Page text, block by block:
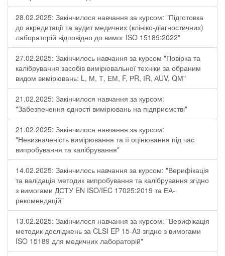
28.02.2025: Закінчилося навчання за курсом: "Підготовка
до акредитації та аудит медичних (клініко-діагностичних)
лабораторій відповідно до вимог ISO 15189:2022"
27.02.2025: Закінчилось навчання за курсом "Повірка та
калібрування засобів вимірювальної техніки за обраним
видом вимірювань: L, М, Т, ЕМ, F, РR, ІR, АUV, QМ"
21.02.2025: Закінчилося навчання за курсом:
"Забезпечення єдності вимірювань на підприємстві"
21.02.2025: Закінчилося навчання за курсом:
"Невизначеність вимірювання та її оцінювання під час
випробування та калібрування"
14.02.2025: Закінчилось навчання за курсом: "Верифікація
та валідація методик випробування та калібрування згідно
з вимогами ДСТУ EN ISO/IEC 17025:2019 та ЕА-
рекомендацій"
13.02.2025: Закінчилося навчання за курсом: "Верифікація
методик досліджень за CLSI EP 15-A3 згідно з вимогами
ISO 15189 для медичних лабораторій"